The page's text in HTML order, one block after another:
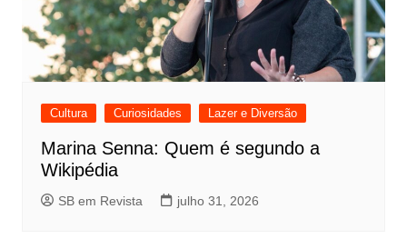
Cultura Curiosidades Lazer e Diversão
Marina Senna: Quem é segundo a
Wikipédia
SB em Revista julho 31, 2026